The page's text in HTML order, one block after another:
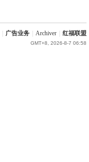
广告业务 Archiver 红福联盟
GMT+8, 2026-8-7 06:58